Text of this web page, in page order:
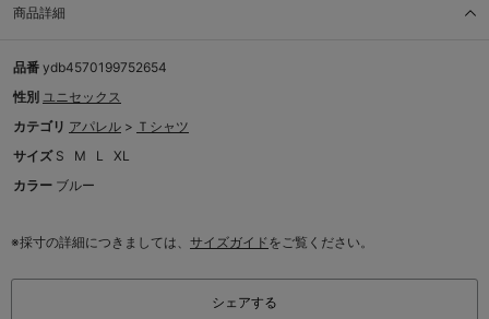
商品詳細
品番 ydb4570199752654
性別 ユニセックス
カテゴリ アパレル > Ｔシャツ
サイズ S M L
XL
カラー ブルー
※採寸の詳細につきましては、 サイズガイドをご覧ください。
シェアする